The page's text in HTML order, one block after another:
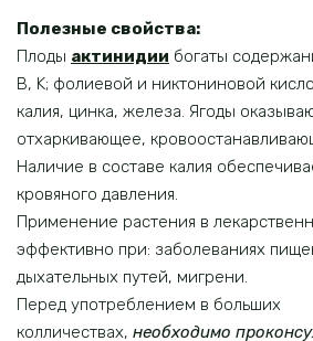
Полезные свойства:
Плоды актинидии богаты
B, K; фолиевой и никтониновой
калия, цинка, железа. Ягоды
отхаркивающее,
Наличие в составе калия
кровяного давления.
Применение растения в
эффективно при: заболеваниях
дыхательных путей, мигрени.
Перед употреблением в больших
колличествах, необходимо